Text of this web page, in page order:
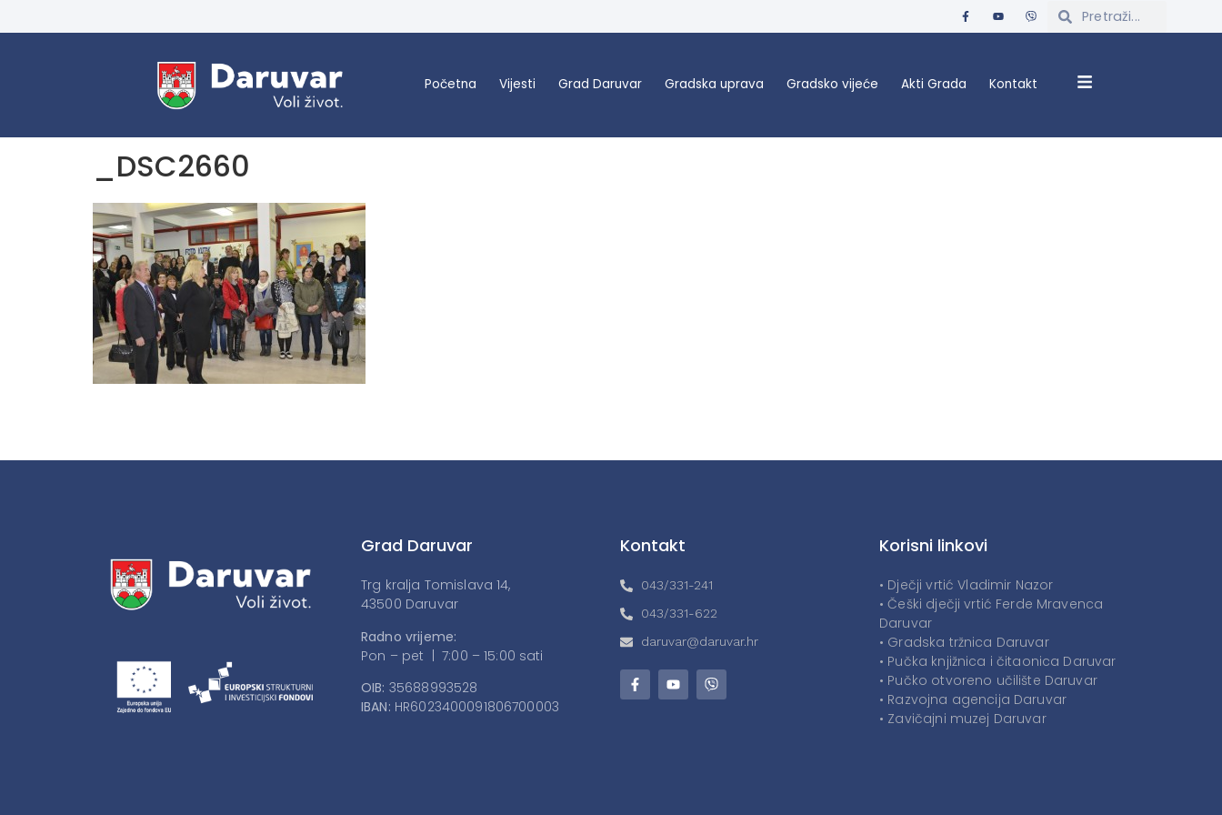
Početna Vijesti Grad Daruvar Gradska uprava Gradsko vijeće Akti Grada Kontakt
_DSC2660
Grad Daruvar
Trg kralja Tomislava 14,
43500 Daruvar
Radno vrijeme:
Pon – pet | 7:00 – 15:00 sati
OIB: 35688993528
IBAN: HR6023400091806700003
Kontakt
043/331-241
043/331-622
daruvar@daruvar.hr
Korisni linkovi
• Dječji vrtić Vladimir Nazor
• Češki dječji vrtić Ferde Mravenca
Daruvar
• Gradska tržnica Daruvar
• Pučka knjižnica i čitaonica Daruvar
• Pučko otvoreno učilište Daruvar
• Razvojna agencija Daruvar
• Zavičajni muzej Daruvar